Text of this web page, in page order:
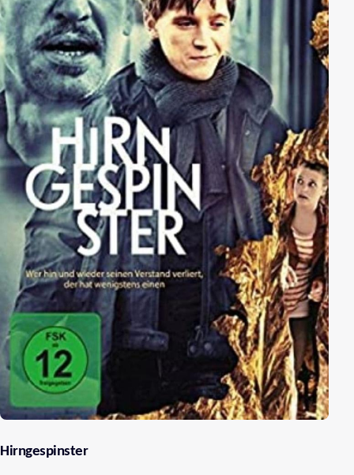
hat Freundin Alexandra genug von der “Schnapsidee”
undkehrt nach Dorchester zurück. Trotzig will Joanna
es nun erst recht wissen und setzt ihren
ungewöhnlichen Weg alleine fort. Als sie in einem
verlassenen Stall übernachtet, trifft sie auf den jungen
Gutsherrn William Anderson.
Hirngespinster